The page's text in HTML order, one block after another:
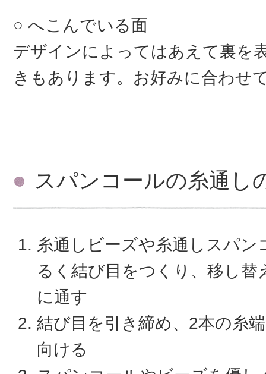
へこんでいる面
デザインによってはあえて裏を
きもあります。お好みに合わせ
スパンコールの糸通し
糸通しビーズや糸通しスパン
るく結び目をつくり、移し替
に通す
結び目を引き締め、2本の糸
向ける